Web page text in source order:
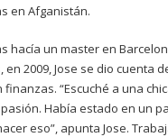
en Afganistán.
hacía un master en
2009, Jose se dio cuenta
“Escuché a una
Había estado en un
eso”, apunta Jose.